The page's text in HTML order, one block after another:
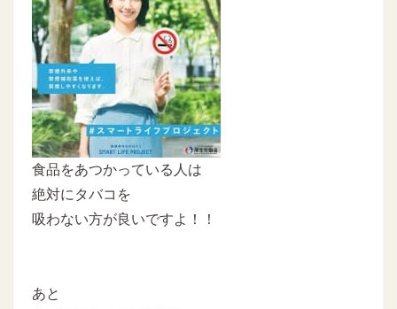
食品をあつかっている人は
絶対にタバコを
吸わない方が良いですよ！！
あと